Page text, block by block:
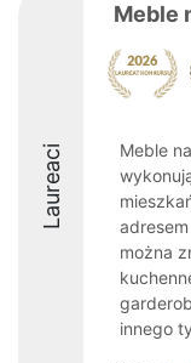
Laureaci
Meble
Meble
można
innego